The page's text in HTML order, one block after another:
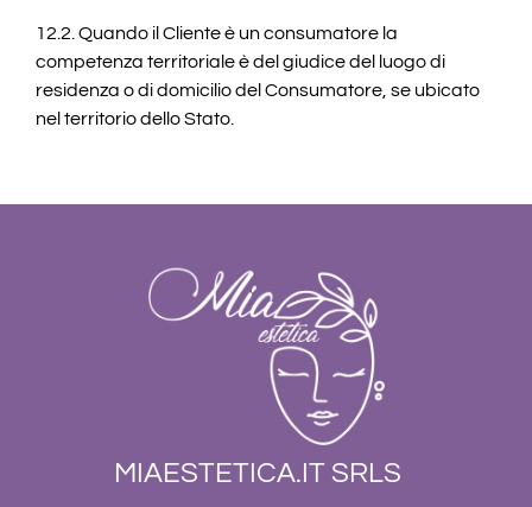
12.2. Quando il Cliente è un consumatore la
competenza territoriale è del giudice del luogo di
residenza o di domicilio del Consumatore, se ubicato
nel territorio dello Stato.
MIAESTETICA.IT SRLS